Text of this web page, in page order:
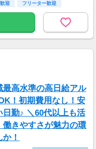
とんど
、全国
宅から
迎 フリーター歓迎
最高水準の高日給アル
！初期費用なし！安
勤♪ ＼60代以上も活
きやすさが魅力の環
！